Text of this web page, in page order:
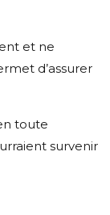
et ne
d’assurer
toute
survenir